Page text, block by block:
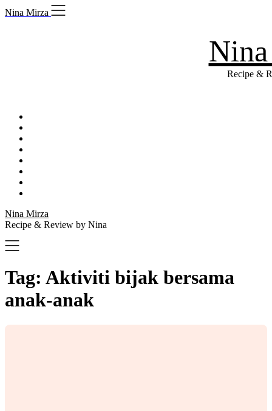
Skip
to
Nina Mirza
Recipe &
Nina Mirza
Recipe & Review by Nina
Tag: Aktiviti bijak bersama
anak-anak